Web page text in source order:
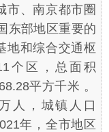
市、南京都市圈
东部地区重要的
地和综合交通枢
个区，总面积
平方千米 。
人，城镇人口
年，全市地区